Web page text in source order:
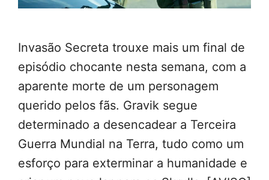
Invasão Secreta trouxe mais um final de
episódio chocante nesta semana, com a
aparente morte de um personagem
querido pelos fãs. Gravik segue
determinado a desencadear a Terceira
Guerra Mundial na Terra, tudo como um
esforço para exterminar a humanidade e